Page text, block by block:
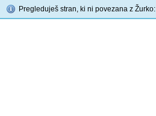
Pregleduješ stran, ki ni povezana z Žurko: